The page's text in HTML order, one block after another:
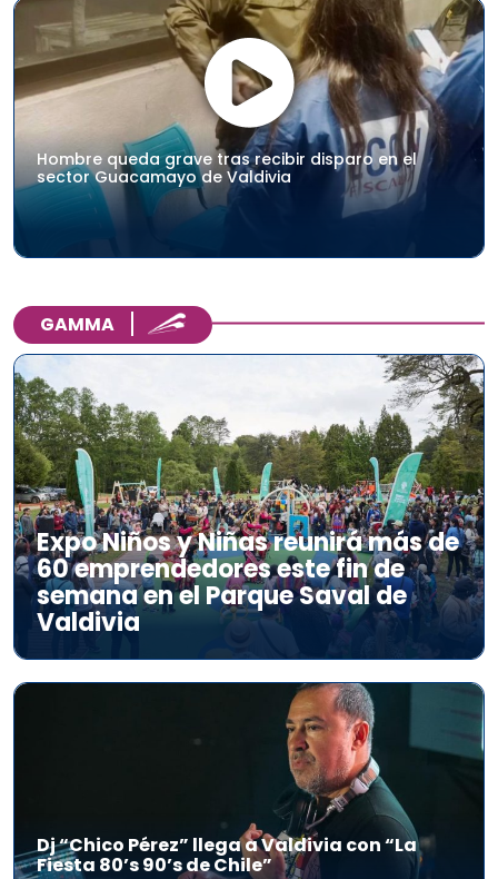
Hombre queda grave tras recibir disparo en el
sector Guacamayo de Valdivia
GAMMA
Expo Niños y Niñas reunirá más de
60 emprendedores este fin de
semana en el Parque Saval de
Valdivia
Dj “Chico Pérez” llega a Valdivia con “La
Fiesta 80’s 90’s de Chile”